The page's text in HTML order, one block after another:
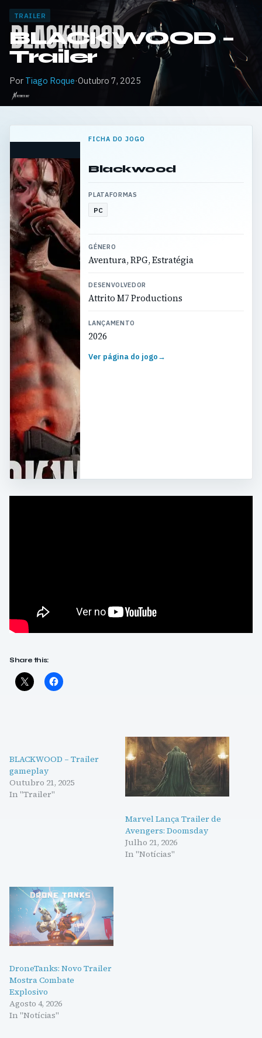
TRAILER
BLACKWOOD –
Trailer
Por Tiago Roque·Outubro 7, 2025
FICHA DO JOGO
Blackwood
PLATAFORMAS
PC
GÉNERO
Aventura, RPG, Estratégia
DESENVOLVEDOR
Attrito M7 Productions
LANÇAMENTO
2026
Ver página do jogo→
Share this:
BLACKWOOD – Trailer
gameplay
Outubro 21, 2025
In "Trailer"
Marvel Lança Trailer de
Avengers: Doomsday
Julho 21, 2026
In "Notícias"
DroneTanks: Novo Trailer
Mostra Combate
Explosivo
Agosto 4, 2026
In "Notícias"